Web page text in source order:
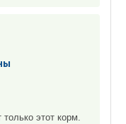
этот корм.